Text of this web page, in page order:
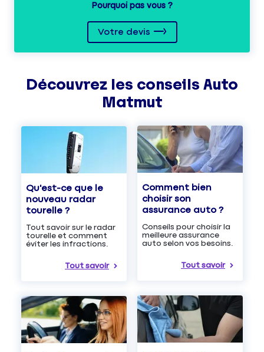
Pourquoi pas vous ?
Votre devis
Découvrez les conseils Auto
Matmut
Qu'est-ce que le
nouveau radar
tourelle ?
Tout savoir sur le radar
tourelle et comment
éviter les infractions.
Tout savoir
Comment bien
choisir son
assurance auto ?
Conseils pour choisir la
meilleure assurance
auto selon vos besoins.
Tout savoir